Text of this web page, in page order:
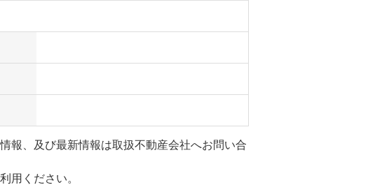
報、及び最新情報は取扱不動産会社へお問い合
用ください。